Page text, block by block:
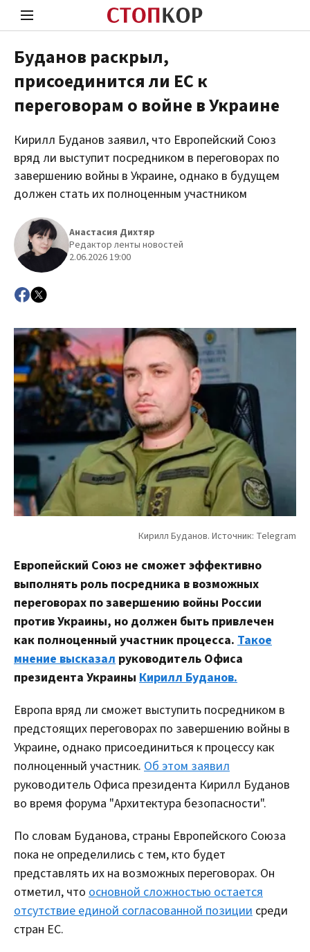
Стоп Политической Коррупции
Политика
Буданов раскрыл,
присоединится ли ЕС к
переговорам о войне в Украине
Кирилл Буданов заявил, что Европейский Союз
вряд ли выступит посредником в переговорах по
завершению войны в Украине, однако в будущем
должен стать их полноценным участником
Анастасия Дихтяр
Редактор ленты новостей
2.06.2026 19:00
Европейский Союз не сможет эффективно
выполнять роль посредника в возможных
переговорах по завершению войны России
против Украины, но должен быть привлечен
как полноценный участник процесса. Такое
мнение высказал руководитель Офиса
президента Украины Кирилл Буданов.
Европа вряд ли сможет выступить посредником в
предстоящих переговорах по завершению войны в
Украине, однако присоединиться к процессу как
полноценный участник. Об этом заявил
руководитель Офиса президента Кирилл Буданов
во время форума "Архитектура безопасности".
По словам Буданова, страны Европейского Союза
пока не определились с тем, кто будет
представлять их на возможных переговорах. Он
отметил, что основной сложностью остается
отсутствие единой согласованной позиции среди
стран ЕС.